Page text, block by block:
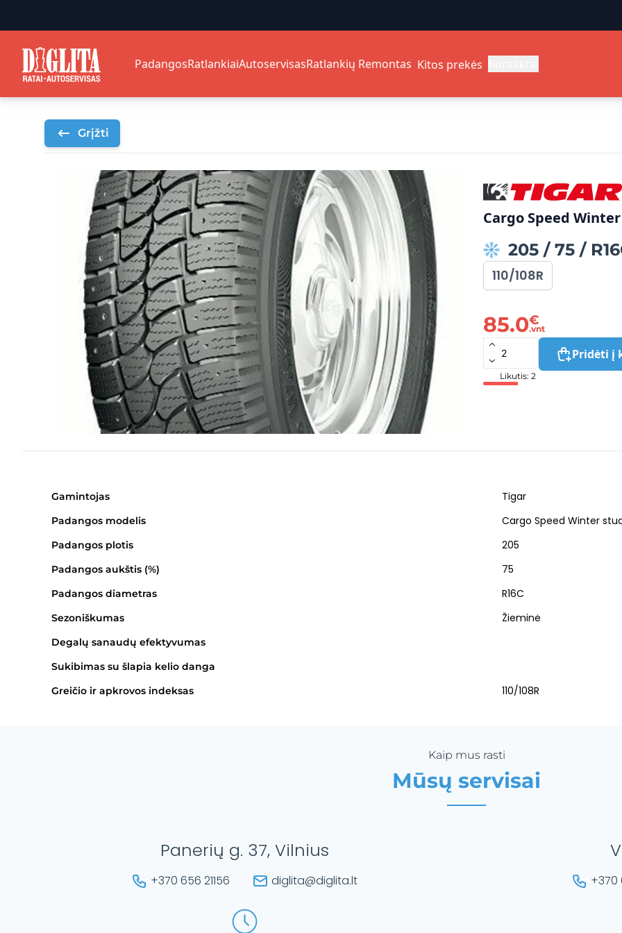
PadangosRatlankiaiAutoservisasRatlankių Remontas Kitos prekės
Grįžti
Cargo Speed
205 / 75 /
110/108R
85.0€
.vnt
Pridėti į
Likutis: 2
Gamintojas Tigar
Padangos modelis Cargo Speed Winter
Padangos plotis 205
Padangos aukštis (%) 75
Padangos diametras R16C
Sezoniškumas Žieminė
Degalų sanaudų efektyvumas
Sukibimas su šlapia kelio danga
Greičio ir apkrovos indeksas
110/108R
Kaip mus rasti
Mūsų servisai
Panerių g. 37, Vilnius
+370 656 21156 diglita@diglita.lt +370